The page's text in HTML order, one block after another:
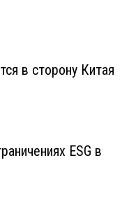
в сторону Китая
ESG в